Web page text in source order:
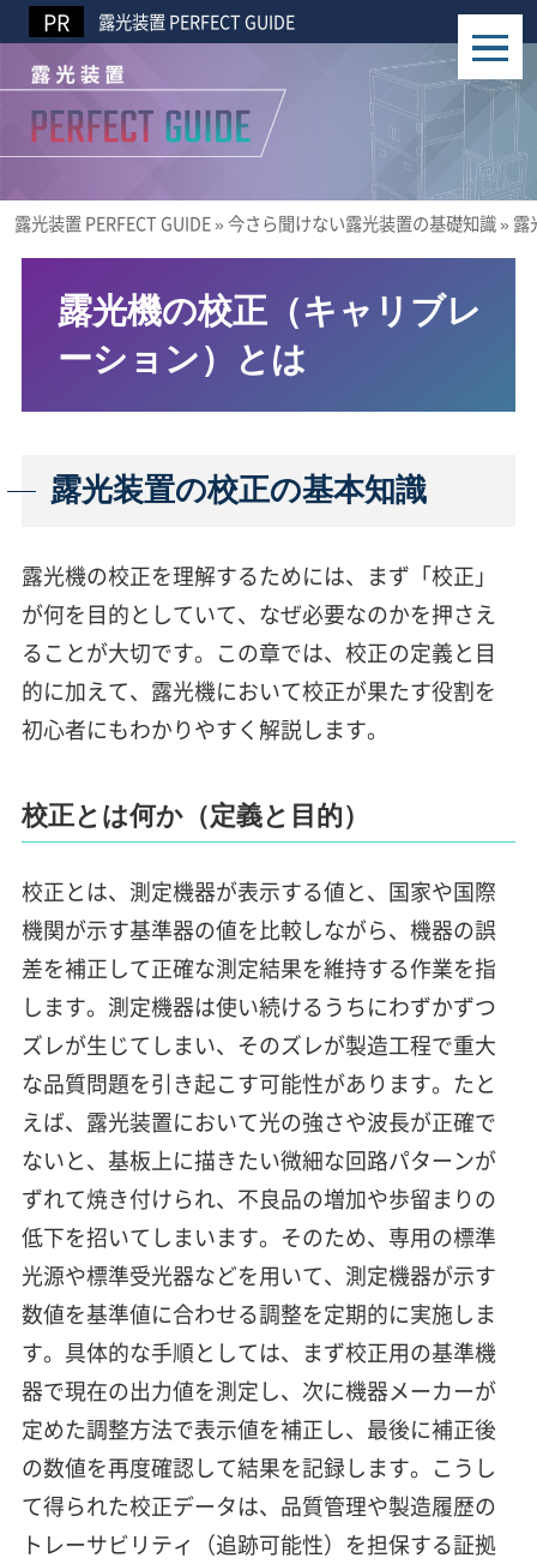
露光装置 PERFECT GUIDE
露光装置 PERFECT GUIDE»今さら聞けない露光装置の基礎知識» 露
露光機の校正（キャリブレ
ーション）とは
露光装置の校正の基本知識
露光機の校正を理解するためには、まず「校正」
が何を目的としていて、なぜ必要なのかを押さえ
ることが大切です。この章では、校正の定義と目
的に加えて、露光機において校正が果たす役割を
初心者にもわかりやすく解説します。
校正とは何か（定義と目的）
校正とは、測定機器が表示する値と、国家や国際
機関が示す基準器の値を比較しながら、機器の誤
差を補正して正確な測定結果を維持する作業を指
します。測定機器は使い続けるうちにわずかずつ
ズレが生じてしまい、そのズレが製造工程で重大
な品質問題を引き起こす可能性があります。たと
えば、露光装置において光の強さや波長が正確で
ないと、基板上に描きたい微細な回路パターンが
ずれて焼き付けられ、不良品の増加や歩留まりの
低下を招いてしまいます。そのため、専用の標準
光源や標準受光器などを用いて、測定機器が示す
数値を基準値に合わせる調整を定期的に実施しま
す。具体的な手順としては、まず校正用の基準機
器で現在の出力値を測定し、次に機器メーカーが
定めた調整方法で表示値を補正し、最後に補正後
の数値を再度確認して結果を記録します。こうし
て得られた校正データは、品質管理や製造履歴の
トレーサビリティ（追跡可能性）を担保する証拠